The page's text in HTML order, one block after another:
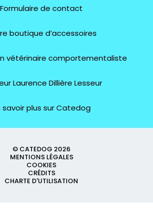
Formulaire de contact
boutique d’accessoires
vétérinaire comportementaliste
Laurence Dillière Lesseur
savoir plus sur Catedog
© CATEDOG 2026
MENTIONS LÉGALES
COOKIES
CRÉDITS
CHARTE D'UTILISATION